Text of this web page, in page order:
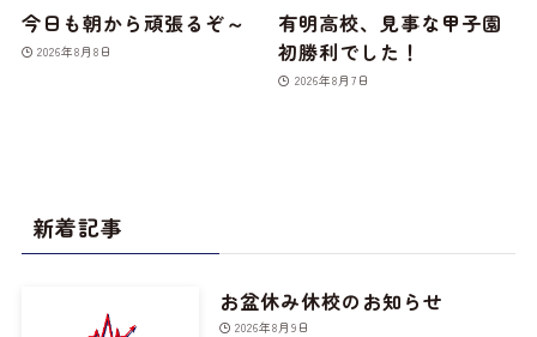
今日も朝から頑張るぞ～
2026年8月8日
有明高校、見事な甲子園
初勝利でした！
2026年8月7日
新着記事
お盆休み休校のお知らせ
2026年8月9日